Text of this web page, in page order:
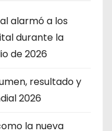
alarmó a los
durante la
de 2026
resultado y
2026
la nueva